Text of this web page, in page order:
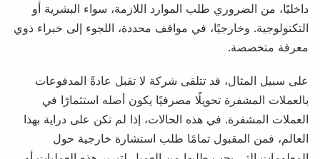
داخليًا، من الضروري طلب الموارد اللازمة، سواء البشرية أو
التكنولوجية. وخارجيًا، في مواقف محددة، اللجوء إلى خبراء ذوي
معرفة متخصصة.
على سبيل المثال، قد تتلقى شركة لا تقبل عادةً المدفوعات
بالعملات المشفرة تحويلًا مصرفيًا يكون أصله استثمارًا في
العملات المشفرة. في هذه الحالات، إذا لم تكن على دراية بهذا
العالم، فمن المقبول تمامًا طلب استشارة خارجية حول